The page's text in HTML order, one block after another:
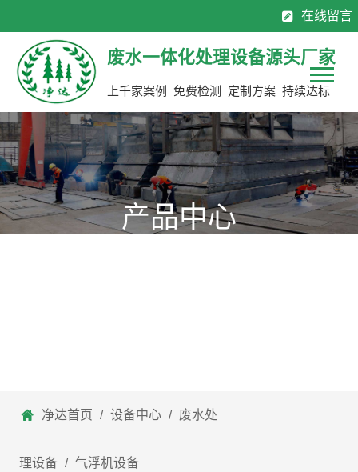
产品中心
废水一体化处理设备源头厂家
上千家案例 免费检测 定制方案 持续达标
在线留言
全国服务热线： 130-7137 0883 0769-8113 2565
净达首页 / 设备中心 / 废水处
理设备 / 气浮机设备